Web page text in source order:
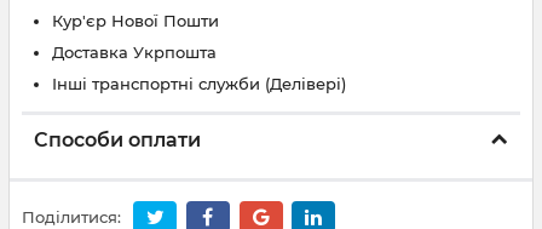
Кур'єр Нової Пошти
Доставка Укрпошта
Інші транспортні служби (Делівері)
Способи оплати
Поділитися: